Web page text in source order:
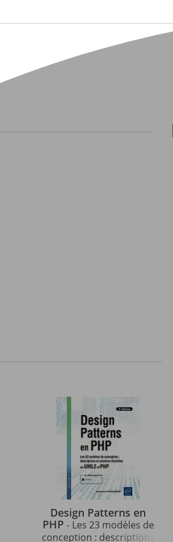
Design Patterns en
PHP - Les 23 modèles de
conception : descriptions